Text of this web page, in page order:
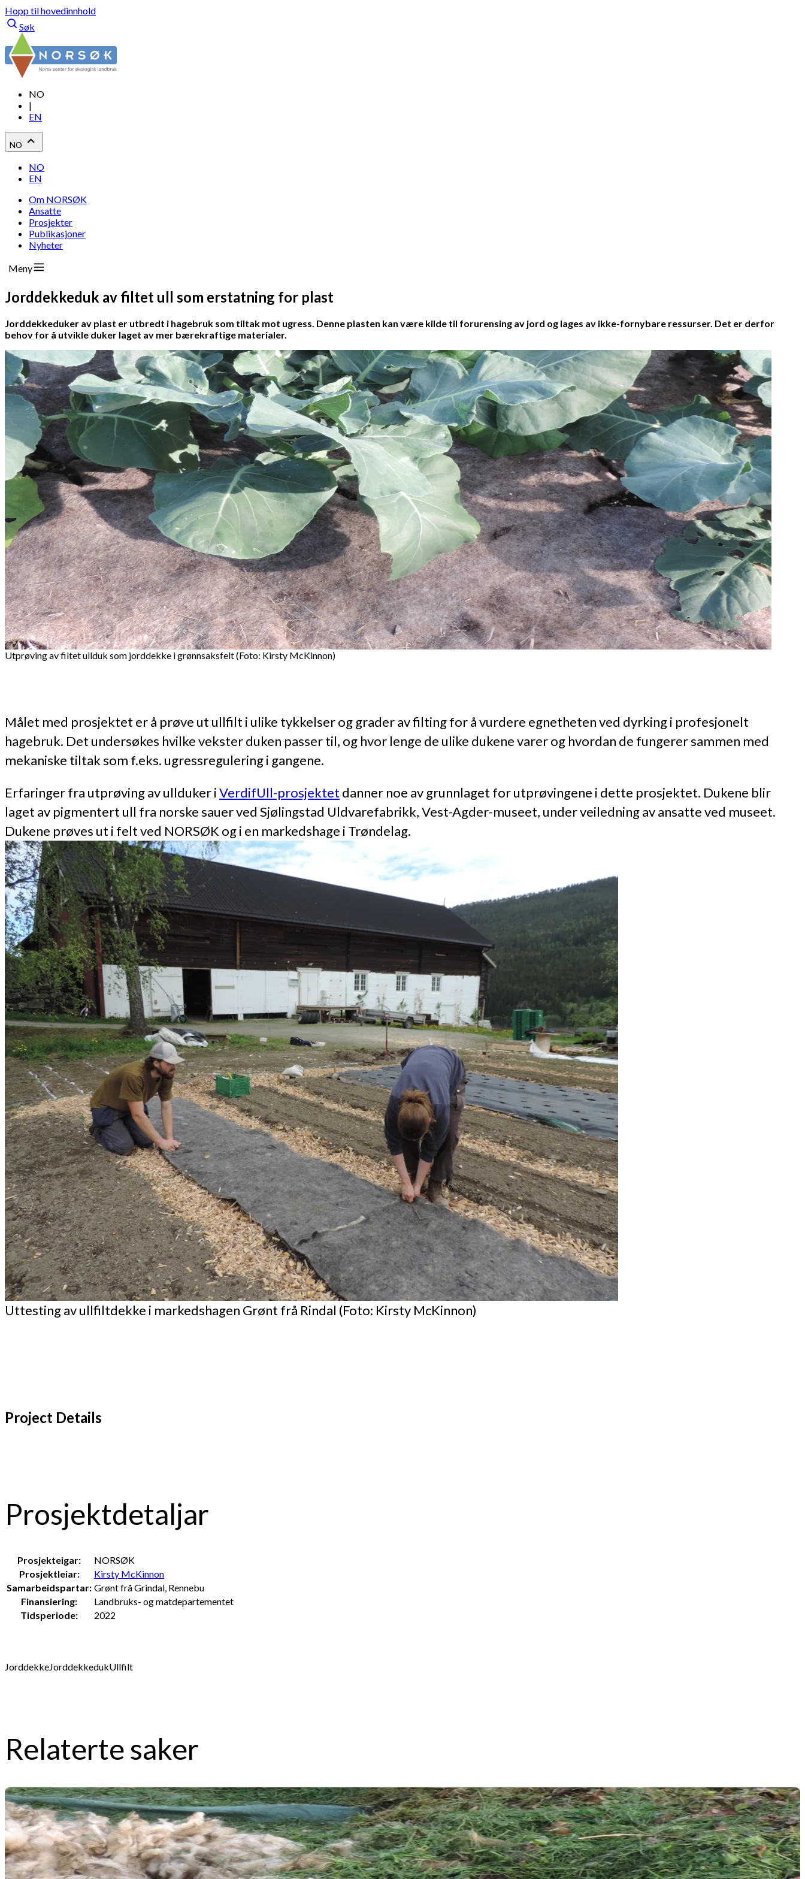
Hopp til hovedinnhold
Søk
NO
|
EN
NO
NO
EN
Om NORSØK
Ansatte
Prosjekter
Publikasjoner
Nyheter
Meny
Jorddekkeduk av filtet ull som erstatning for plast
Jorddekkeduker av plast er utbredt i hagebruk som tiltak mot ugress. Denne plasten kan være kilde til forurensing av jord og lages av ikke-fornybare ressurser. Det er derfor
behov for å utvikle duker laget av mer bærekraftige materialer.
Utprøving av filtet ullduk som jorddekke i grønnsaksfelt (Foto: Kirsty McKinnon)
Målet med prosjektet er å prøve ut ullfilt i ulike tykkelser og grader av filting for å vurdere egnetheten ved dyrking i profesjonelt
hagebruk. Det undersøkes hvilke vekster duken passer til, og hvor lenge de ulike dukene varer og hvordan de fungerer sammen med
mekaniske tiltak som f.eks. ugressregulering i gangene.
Erfaringer fra utprøving av ullduker iVerdifUll-prosjektet danner noe av grunnlaget for utprøvingene i dette prosjektet. Dukene blir
laget av pigmentert ull fra norske sauer ved Sjølingstad Uldvarefabrikk, Vest-Agder-museet, under veiledning av ansatte ved museet.
Dukene prøves ut i felt ved NORSØK og i en markedshage i Trøndelag.
Uttesting av ullfiltdekke i markedshagen Grønt frå Rindal (Foto: Kirsty McKinnon)
Project Details
Prosjektdetaljar
Prosjekteigar:
NORSØK
Prosjektleiar:
Kirsty McKinnon
Samarbeidspartar: Grønt frå Grindal, Rennebu
Finansiering:
Landbruks- og matdepartementet
Tidsperiode:
2022
JorddekkeJorddekkedukUllfilt
Relaterte saker